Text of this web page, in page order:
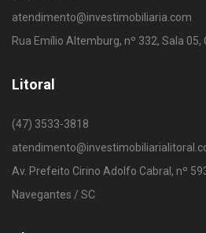
atendimento@investimobiliaria.com
Rua Emílio Altemburg, nº 332, Sala
Litoral
(47) 3533-3818
Av. Prefeito Cirino Adolfo Cabral, nº
Navegantes / SC